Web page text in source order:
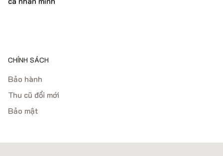
CHÍNH SÁCH
Bảo hành
Thu cũ đổi mới
Bảo mật